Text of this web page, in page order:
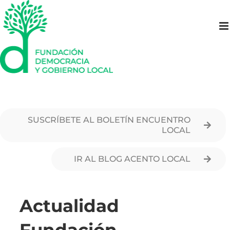
Saltar
al
contenido
SUSCRÍBETE AL BOLETÍN ENCUENTRO
LOCAL
IR AL BLOG ACENTO LOCAL
Actualidad